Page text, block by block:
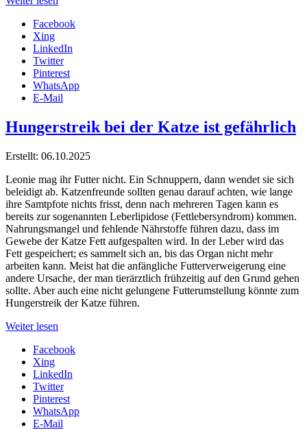
Facebook
Xing
LinkedIn
Twitter
Pinterest
WhatsApp
E-Mail
Hungerstreik bei der Katze ist gefährlich
Erstellt: 06.10.2025
Leonie mag ihr Futter nicht. Ein Schnuppern, dann wendet sie sich
beleidigt ab. Katzenfreunde sollten genau darauf achten, wie lange
ihre Samtpfote nichts frisst, denn nach mehreren Tagen kann es
bereits zur sogenannten Leberlipidose (Fettlebersyndrom) kommen.
Nahrungsmangel und fehlende Nährstoffe führen dazu, dass im
Gewebe der Katze Fett aufgespalten wird. In der Leber wird das
Fett gespeichert; es sammelt sich an, bis das Organ nicht mehr
arbeiten kann. Meist hat die anfängliche Futterverweigerung eine
andere Ursache, der man tierärztlich frühzeitig auf den Grund gehen
sollte. Aber auch eine nicht gelungene Futterumstellung könnte zum
Hungerstreik der Katze führen.
Weiter lesen
Facebook
Xing
LinkedIn
Twitter
Pinterest
WhatsApp
E-Mail